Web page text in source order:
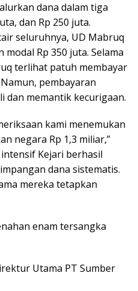
dana dalam tiga
dan Rp 250 juta.
seluruhnya, UD Mabruq
Rp 350 juta. Selama
terlihat patuh membayar
pembayaran
dan memantik kecurigaan.
kami menemukan
negara Rp 1,3 miliar,”
Kejari berhasil
dana sistematis.
mereka tetapkan
enam tersangka
Utama PT Sumber